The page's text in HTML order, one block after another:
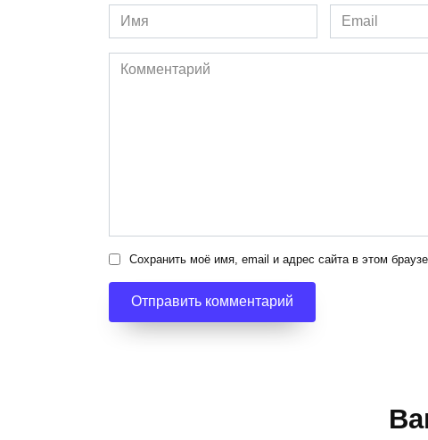
Имя
*
Email
*
Комментарий
Сохранить моё имя, email и адрес сайта в этом